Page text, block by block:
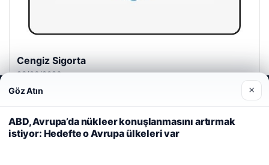
Cengiz Sigorta
23/06/2026
Web sitemizi nasıl kullandığınızı daha iyi anlayabilmek,
deneyiminizi kişiselleştirmek ve geliştirmek amacıyla çerezler
kullanıyoruz.
Çerez Politikamız
Reddet Kabul Et
Göz Atın ×
ABD, Avrupa’da nükleer konuşlanmasını artırmak
istiyor: Hedefte o Avrupa ülkeleri var